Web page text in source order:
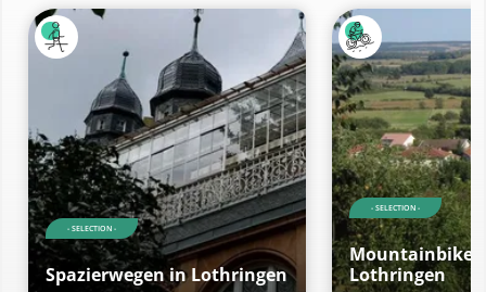
- SELECTION -
Spazierwegen in Lothringen
- SELECTION -
Lothringen